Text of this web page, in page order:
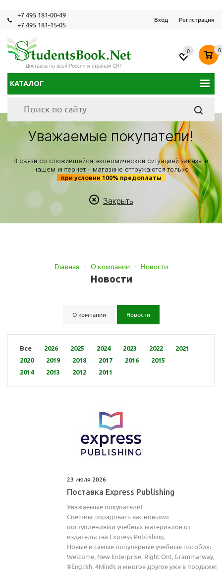
+7 495 181-00-49
+7 495 181-15-05
Вход Регистрация
КАТАЛОГ
0 0
Уважаемые покупатели!
В связи со сложившейся экономической ситуацией заказы в
нашем интернет - магазине отгружаются только
при условии 100% предоплаты
Закрыть
Главная - О компании - Новости
Новости
О компании Новости
Все 2026 2025 2024 2023 2022
2021
2020
2019 2018 2017 2016
2015
2014
2013 2012 2011
23 июля 2026
Поставка Express Publishing
Уважаемые покупатели!
Спешим порадовать вас новыми
поступлениями учебных материалов от
издательства Express Publishing.
Новые и самые популярные учебные пособия:
Welcome, New Enterprise, Right On!, Grammarway,
#English, 4Minds и многое другое уже в продаже!